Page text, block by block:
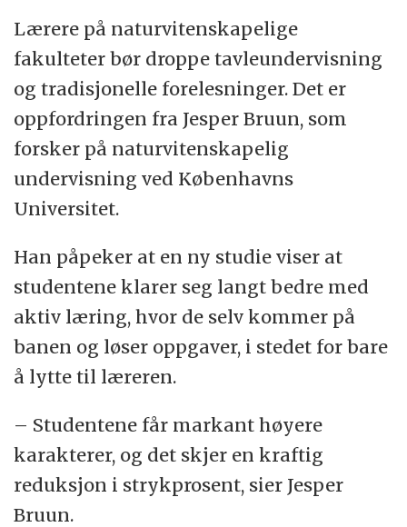
læring.
Undersøkelsen er en såkalt metaanalyse,
hvor forskerne har samlet inn og
analysert resultatene fra 225 andre
studier.
Studiene ser utelukkende på fagene
naturvitenskap, teknologi,
ingeniørvitenskap og matematikk (såkalte
STEM-fag).
Forskerne mener at
karaktergjennomsnittet forbedres med
omkring seks prosent, og at
sannsynligheten for å stryke reduseres
markant.
Kilde: PNAS, Jesper Bruun
Lærere på naturvitenskapelige
fakulteter bør droppe tavleundervisning
og tradisjonelle forelesninger. Det er
oppfordringen fra Jesper Bruun, som
forsker på naturvitenskapelig
undervisning ved Københavns
Universitet.
Han påpeker at en ny studie viser at
studentene klarer seg langt bedre med
aktiv læring, hvor de selv kommer på
banen og løser oppgaver, i stedet for bare
å lytte til læreren.
– Studentene får markant høyere
karakterer, og det skjer en kraftig
reduksjon i strykprosent, sier Jesper
Bruun.